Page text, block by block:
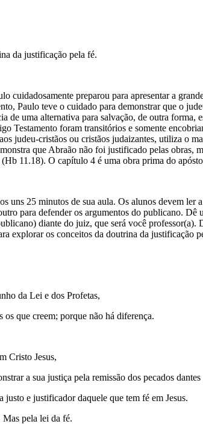
da justificação pela fé.
cuidadosamente preparou para apresentar a
Paulo teve o cuidado para demonstrar que o
de uma alternativa para salvação, de outra
Testamento foram transitórios e somente
judeu-cristãos ou cristãos judaizantes, utiliza o
que Abraão não foi justificado pelas obras,
11.18). O capítulo 4 é uma obra prima do
uns 25 minutos de sua aula. Os alunos devem
para defender os argumentos do publicano.
diante do juiz, que será você
explorar os conceitos da doutrina da justificação
da Lei e dos Profetas,
que creem; porque não há diferença.
Cristo Jesus,
a sua justiça pela remissão dos pecados
e justificador daquele que tem fé em Jesus.
pela lei da fé.